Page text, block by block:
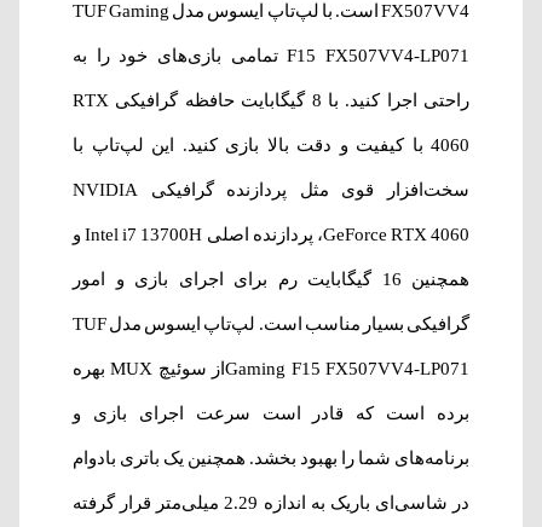
FX507VV4 است. با لپ‌‌تاپ ایسوس مدل TUF Gaming
F15 FX507VV4-LP071 تمامی بازی‌های خود را به
راحتی اجرا کنید. با 8 گیگابایت حافظه گرافیکی RTX
4060 با کیفیت و دقت بالا بازی کنید. این لپ‌تاپ با
سخت‌افزار قوی مثل پردازنده‌ گرافیکی NVIDIA
GeForce RTX 4060، پردازنده اصلی Intel i7 13700H و
همچنین 16 گیگابایت رم برای اجرای بازی و امور
گرافیکی بسیار مناسب است. لپ‌‌تاپ ایسوس مدل TUF
Gaming F15 FX507VV4-LP071از سوئیچ MUX بهره
برده است که قادر است سرعت اجرای بازی‌ و
برنامه‌های شما را بهبود بخشد. همچنین یک باتری بادوام
در شاسی‌ای باریک به اندازه 2.29 میلی‌متر قرار گرفته